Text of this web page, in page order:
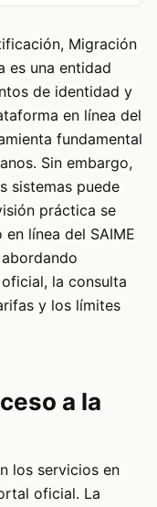
Migración
es una entidad
de identidad y
en línea del
fundamental
Sin embargo,
sistemas puede
práctica se
línea del SAIME
la consulta
y los límites
a la
los servicios en
oficial. La